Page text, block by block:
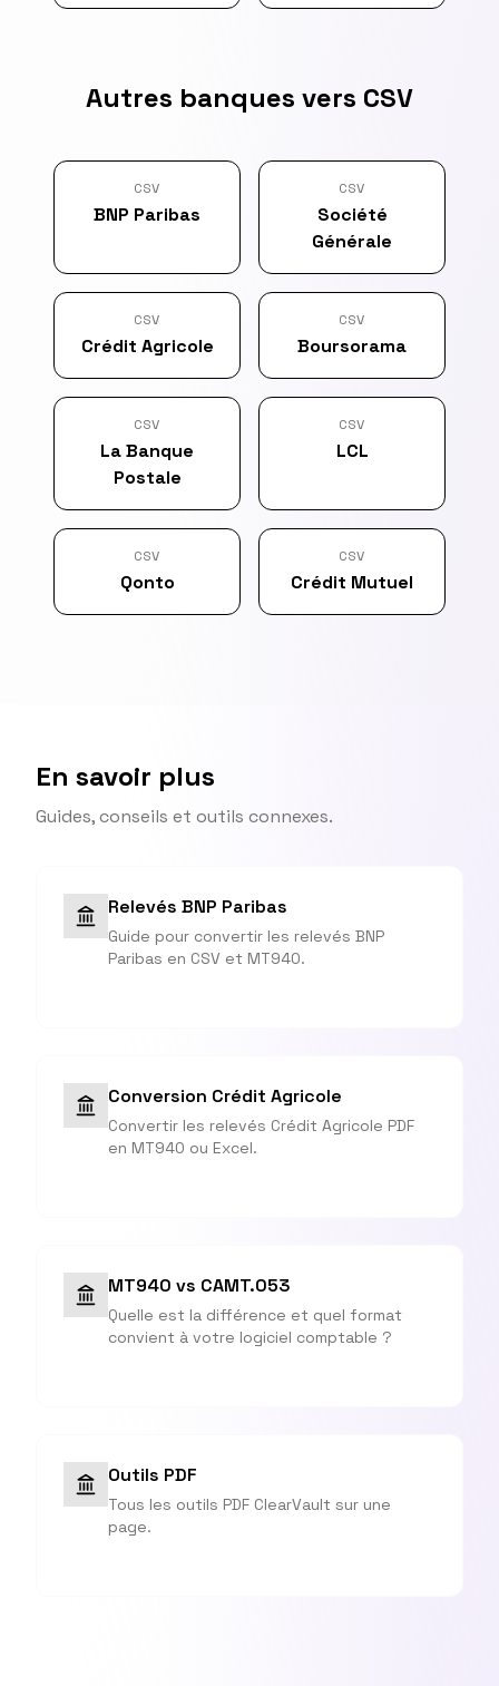
Autres banques vers CSV
CSV
BNP Paribas
CSV
Société
Générale
CSV
Crédit Agricole
CSV
Boursorama
CSV
La Banque
Postale
CSV
LCL
CSV
Qonto
CSV
Crédit Mutuel
En savoir plus
Guides, conseils et outils connexes.
Relevés BNP Paribas
Guide pour convertir les relevés BNP
Paribas en CSV et MT940.
Conversion Crédit Agricole
Convertir les relevés Crédit Agricole PDF
en MT940 ou Excel.
MT940 vs CAMT.053
Quelle est la différence et quel format
convient à votre logiciel comptable ?
Outils PDF
Tous les outils PDF ClearVault sur une
page.